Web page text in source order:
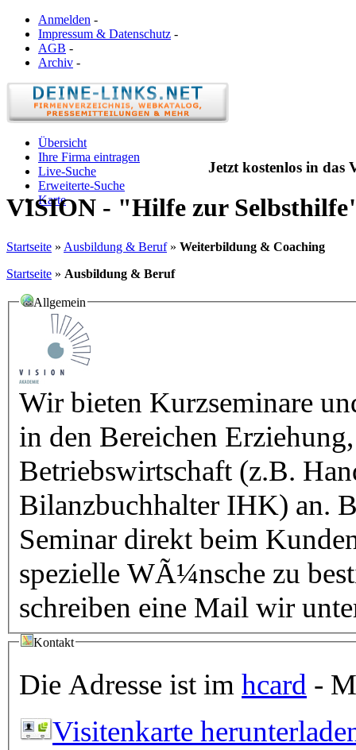
Anmelden -
Impressum & Datenschutz -
AGB -
Archiv -
Übersicht
Ihre Firma eintragen
Live-Suche
Erweiterte-Suche
Karte
Jetzt kostenlos in das
VISION - "Hilfe zur
Startseite » Ausbildung & Beruf» Weiterbildung & Coaching
Startseite » Ausbildung & Beruf
Allgemein
Wir bieten Kurzseminare
in den Bereichen
Betriebswirtschaft (z.B.
Bilanzbuchhalter IHK) an.
Seminar direkt beim
spezielle WÃ¼nsche zu
schreiben eine Mail wir
Kontakt
Die Adresse ist im hcard -
Visitenkarte